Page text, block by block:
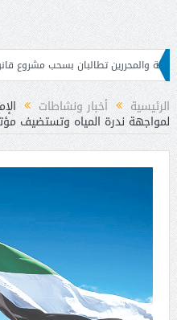
تطالبان بسحب مشروع قانون الإعلام
الرئيسية أخبار ونشاطات
لمواجهة ندرة المياه وتستضيف مؤتمر